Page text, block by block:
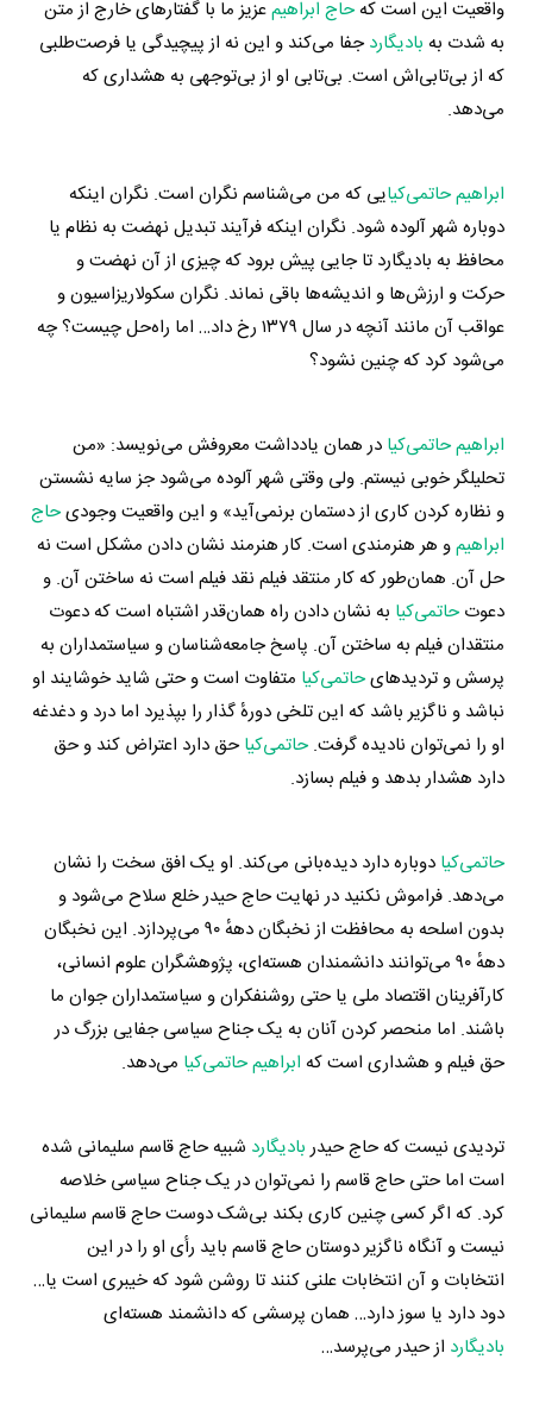
واقعیت این است کهحاج ابراهیمعزیز ما با گفتارهای خارج از متن
به شدت به بادیگاردجفا می‌کند و این نه از پیچیدگی یا فرصت‌طلبی
که از بی‌تابی‌اش است. بی‌تابی او از بی‌توجهی به هشداری که
می‌دهد.
ابراهیم حاتمی‌کیایی که من می‌شناسم نگران است. نگران اینکه
دوباره شهر آلوده شود. نگران اینکه فرآیند تبدیل نهضت به نظام یا
محافظ به بادیگارد تا جایی پیش برود که چیزی از آن نهضت و
حرکت و ارزش‌ها و اندیشه‌ها باقی نماند. نگران سکولاریزاسیون و
عواقب آن مانند آنچه در سال ۱۳۷۹ رخ داد… اما راه‌حل چیست؟ چه
می‌شود کرد که چنین نشود؟
ابراهیم حاتمی‌کیا در همان یادداشت معروفش می‌نویسد: «من
تحلیلگر خوبی نیستم. ولی وقتی شهر آلوده می‌شود جز سایه نشستن
و نظاره کردن کاری از دستمان برنمی‌آید» و این واقعیت وجودیحاج
ابراهیمو هر هنرمندی است. کار هنرمند نشان دادن مشکل است نه
حل آن. همان‌طور که کار منتقد فیلم نقد فیلم است نه ساختن آن. و
دعوتحاتمی‌کیا به نشان دادن راه همان‌قدر اشتباه است که دعوت
منتقدان فیلم به ساختن آن. پاسخ جامعه‌شناسان و سیاستمداران به
پرسش و تردیدهایحاتمی‌کیا متفاوت است و حتی شاید خوشایند او
نباشد و ناگزیر باشد که این تلخی دورهٔ گذار را بپذیرد اما درد و دغدغه
او را نمی‌توان نادیده گرفت.حاتمی‌کیاحق دارد اعتراض کند و حق
دارد هشدار بدهد و فیلم بسازد.
حاتمی‌کیا دوباره دارد دیده‌بانی می‌کند. او یک افق سخت را نشان
می‌دهد. فراموش نکنید در نهایت حاج حیدر خلع سلاح می‌شود و
بدون اسلحه به محافظت از نخبگان دههٔ ۹۰ می‌پردازد. این نخبگان
دههٔ ۹۰ می‌توانند دانشمندان هسته‌ای، پژوهشگران علوم انسانی،
کارآفرینان اقتصاد ملی یا حتی روشنفکران و سیاستمداران جوان ما
باشند. اما منحصر کردن آنان به یک جناح سیاسی جفایی بزرگ در
حق فیلم و هشداری است که ابراهیم حاتمی‌کیا می‌دهد.
تردیدی نیست که حاج حیدربادیگارد شبیه حاج قاسم سلیمانی شده
است اما حتی حاج قاسم را نمی‌توان در یک جناح سیاسی خلاصه
کرد. که اگر کسی چنین کاری بکند بی‌شک دوست حاج قاسم سلیمانی
نیست و آنگاه ناگزیر دوستان حاج قاسم باید رأی او را در این
انتخابات و آن انتخابات علنی کنند تا روشن شود که خیبری است یا…
دود دارد یا سوز دارد… همان پرسشی که دانشمند هسته‌ای
بادیگارد از حیدر می‌پرسد…